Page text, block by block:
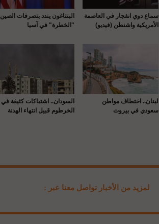
سماع دوي انفجار في العاصمة
الأمريكية واشنطن (فيديو)
البنتاغون يندد بتصرفات الصين
"الخطرة" في آسيا
لبنان.. اختطاف مواطن
سعودي في بيروت
السودان.. اشتباكات كثيفة في
الخرطوم قبيل انتهاء الهدنة
لمزيد من الأخبار تواصل معنا عبر :